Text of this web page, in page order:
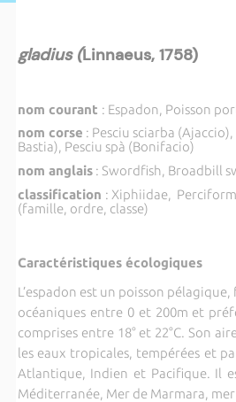
gladius (Linnaeus, 1758)
nom courant : Espadon, Poisson
nom corse : Pesciu sciarba
Bastia), Pesciu spà (Bonifacio)
nom anglais: Swordfish, Broadbill
classification : Xiphiidae,
(famille, ordre, classe)
Caractéristiques écologiques
L’espadon est un poisson
océaniques entre 0 et 200m et
comprises entre 18° et 22°C. Son
les eaux tropicales, tempérées et
Atlantique, Indien et Pacifique. Il
Méditerranée, Mer de Marmara, mer